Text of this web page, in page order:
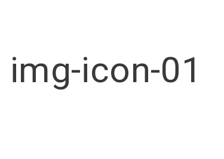
img-icon-01